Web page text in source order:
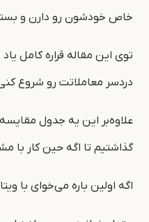
خاص خودشون رو دارن و
دردسر معاملاتت رو شروع
علاوه‌بر این یه جدول
گذاشتیم تا اگه حین کار با
اگه اولین باره می‌خوای با